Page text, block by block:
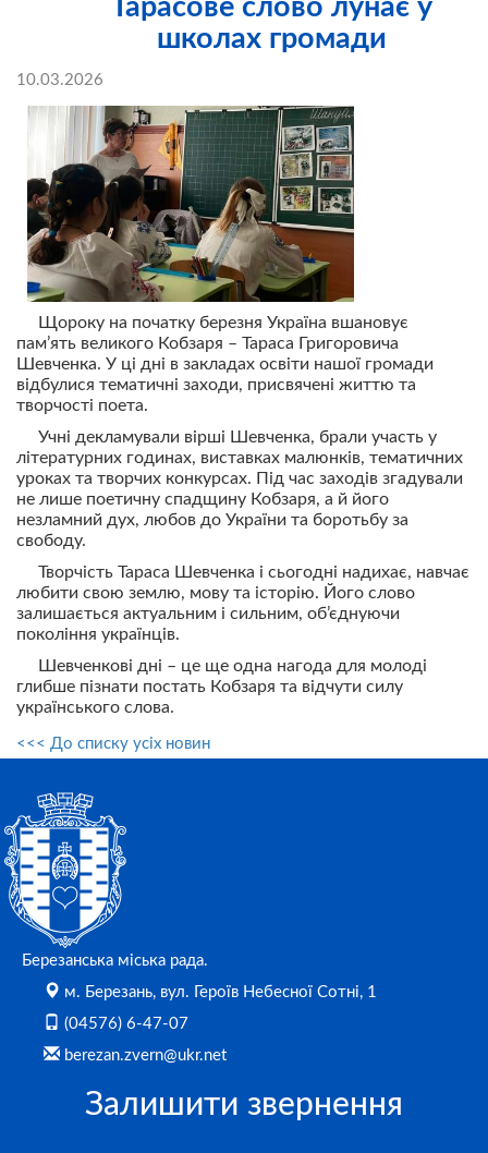
Тарасове слово лунає у
школах громади
10.03.2026
Щороку на початку березня Україна вшановує
пам’ять великого Кобзаря – Тараса Григоровича
Шевченка. У ці дні в закладах освіти нашої громади
відбулися тематичні заходи, присвячені життю та
творчості поета.
Учні декламували вірші Шевченка, брали участь у
літературних годинах, виставках малюнків, тематичних
уроках та творчих конкурсах. Під час заходів згадували
не лише поетичну спадщину Кобзаря, а й його
незламний дух, любов до України та боротьбу за
свободу.
Творчість Тараса Шевченка і сьогодні надихає, навчає
любити свою землю, мову та історію. Його слово
залишається актуальним і сильним, об’єднуючи
покоління українців.
Шевченкові дні – це ще одна нагода для молоді
глибше пізнати постать Кобзаря та відчути силу
українського слова.
<<< До списку усіх новин
Березанська міська рада.
м. Березань, вул. Героїв Небесної Сотні, 1
(04576) 6-47-07
berezan.zvern@ukr.net
Залишити звернення